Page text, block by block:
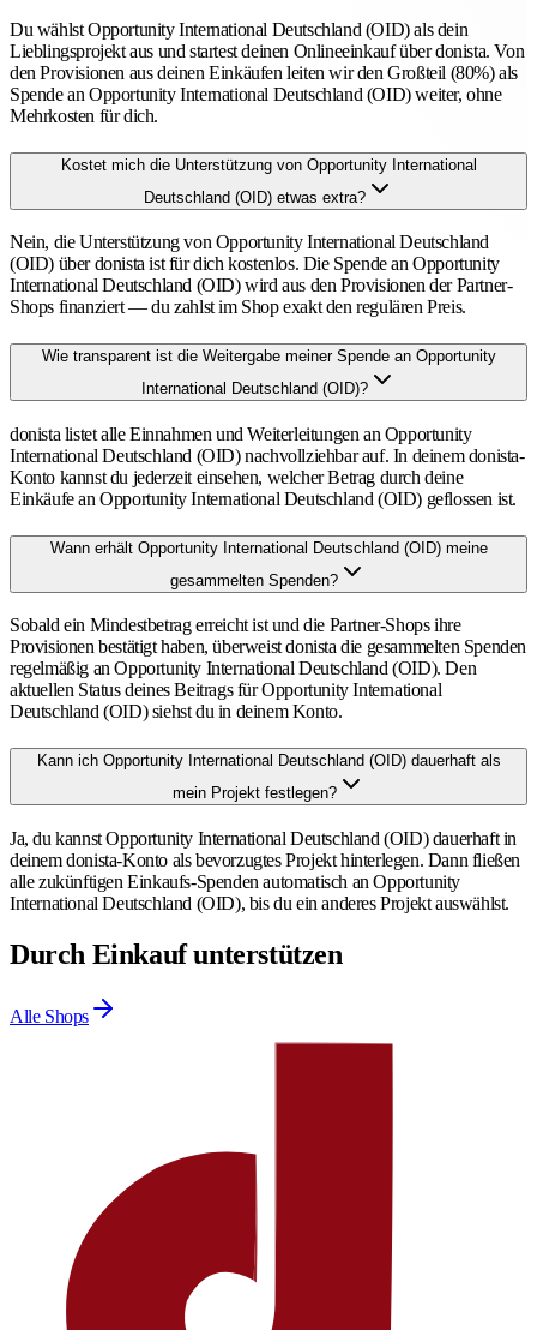
Du wählst Opportunity International Deutschland (OID) als dein
Lieblingsprojekt aus und startest deinen Onlineeinkauf über donista. Von
den Provisionen aus deinen Einkäufen leiten wir den Großteil (80%) als
Spende an Opportunity International Deutschland (OID) weiter, ohne
Mehrkosten für dich.
Kostet mich die Unterstützung von Opportunity International
Deutschland (OID) etwas extra?
Nein, die Unterstützung von Opportunity International Deutschland
(OID) über donista ist für dich kostenlos. Die Spende an Opportunity
International Deutschland (OID) wird aus den Provisionen der Partner-
Shops finanziert — du zahlst im Shop exakt den regulären Preis.
Wie transparent ist die Weitergabe meiner Spende an Opportunity
International Deutschland (OID)?
donista listet alle Einnahmen und Weiterleitungen an Opportunity
International Deutschland (OID) nachvollziehbar auf. In deinem donista-
Konto kannst du jederzeit einsehen, welcher Betrag durch deine
Einkäufe an Opportunity International Deutschland (OID) geflossen ist.
Wann erhält Opportunity International Deutschland (OID) meine
gesammelten Spenden?
Sobald ein Mindestbetrag erreicht ist und die Partner-Shops ihre
Provisionen bestätigt haben, überweist donista die gesammelten Spenden
regelmäßig an Opportunity International Deutschland (OID). Den
aktuellen Status deines Beitrags für Opportunity International
Deutschland (OID) siehst du in deinem Konto.
Kann ich Opportunity International Deutschland (OID) dauerhaft als
mein Projekt festlegen?
Ja, du kannst Opportunity International Deutschland (OID) dauerhaft in
deinem donista-Konto als bevorzugtes Projekt hinterlegen. Dann fließen
alle zukünftigen Einkaufs-Spenden automatisch an Opportunity
International Deutschland (OID), bis du ein anderes Projekt auswählst.
Durch Einkauf unterstützen
Alle Shops